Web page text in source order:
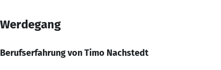
Werdegang
Berufserfahrung von Timo Nachstedt